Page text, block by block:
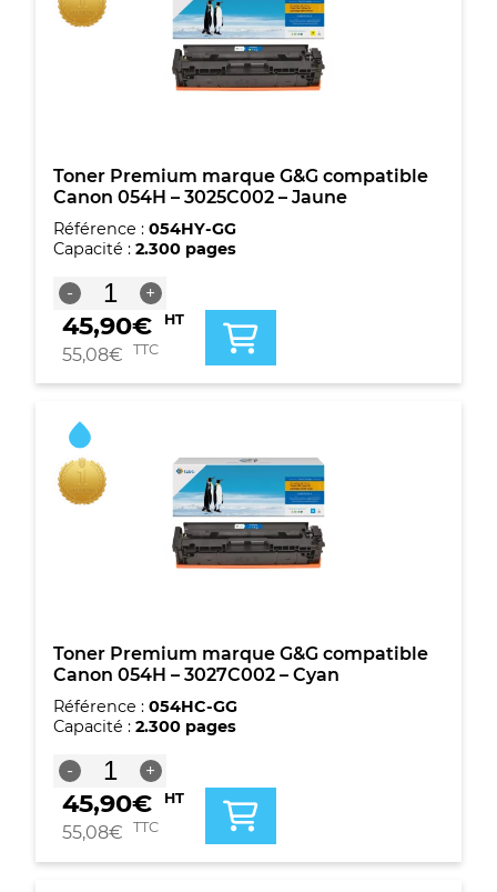
3026C002
Toner Premium marque G&G compatible
Canon 054H – 3025C002 – Jaune
Référence : 054HY-GG
Capacité : 2.300 pages
-
quantité
de
Toner
Premium
G&G
Canon
054H
-
3025C002
+
45,90€ HT
55,08€ TTC
Toner Premium marque G&G compatible
Canon 054H – 3027C002 – Cyan
Référence : 054HC-GG
Capacité : 2.300 pages
-
quantité
de
Toner
Premium
G&G
+
45,90€ HT
55,08€ TTC